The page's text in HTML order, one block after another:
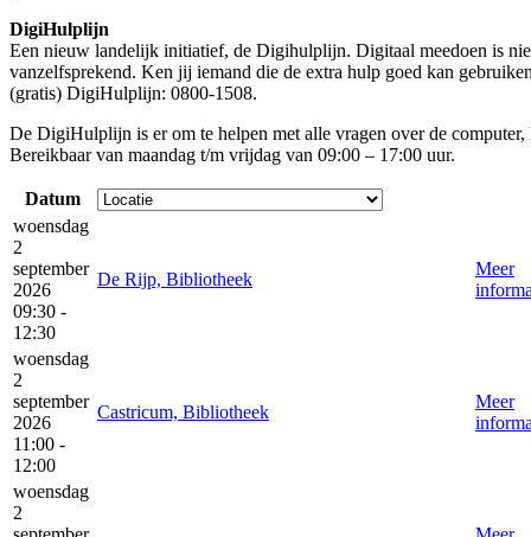
DigiHulplijn
Een nieuw landelijk initiatief, de Digihulplijn. Digitaal meedoen is
vanzelfsprekend. Ken jij iemand die de extra hulp goed kan
(gratis) DigiHulplijn: 0800-1508.
De DigiHulplijn is er om te helpen met alle vragen over de computer,
Bereikbaar van maandag t/m vrijdag van 09:00 – 17:00 uur.
Datum
woensdag
2
september
2026
09:30 -
12:30
De Rijp, Bibliotheek
Meer
woensdag
2
september
2026
11:00 -
12:00
Castricum, Bibliotheek
Meer
woensdag
2